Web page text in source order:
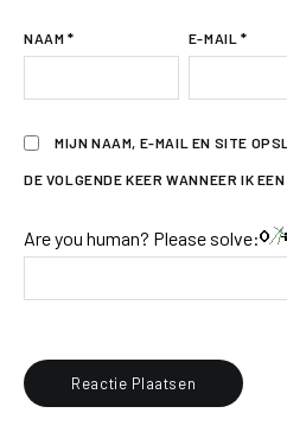
NAAM * E-MAIL *
MIJN NAAM, E-MAIL EN SITE
DE VOLGENDE KEER WANNEER IK
Are you human? Please solve: